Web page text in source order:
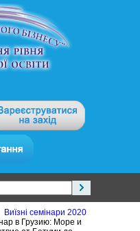
Виїзні семінари 2020
в Грузию: Море и